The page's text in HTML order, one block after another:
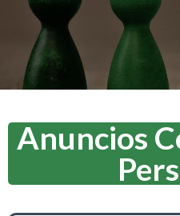
Anuncios